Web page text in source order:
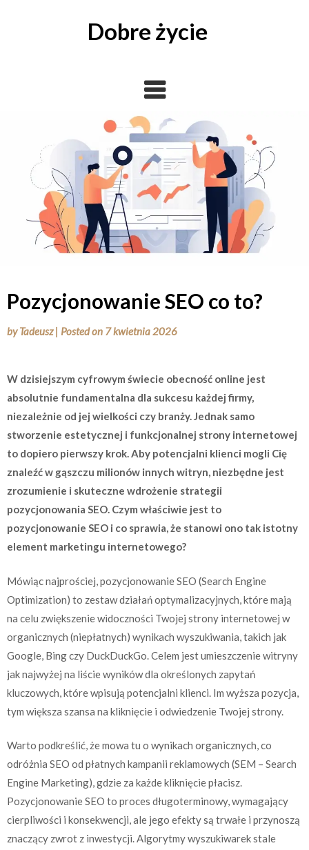
Dobre życie
Pozycjonowanie SEO co to?
byTadeusz | Posted on 7 kwietnia 2026
W dzisiejszym cyfrowym świecie obecność online jest
absolutnie fundamentalna dla sukcesu każdej firmy,
niezależnie od jej wielkości czy branży. Jednak samo
stworzenie estetycznej i funkcjonalnej strony internetowej
to dopiero pierwszy krok. Aby potencjalni klienci mogli Cię
znaleźć w gąszczu milionów innych witryn, niezbędne jest
zrozumienie i skuteczne wdrożenie strategii
pozycjonowania SEO. Czym właściwie jest to
pozycjonowanie SEO i co sprawia, że stanowi ono tak istotny
element marketingu internetowego?
Mówiąc najprościej, pozycjonowanie SEO (Search Engine
Optimization) to zestaw działań optymalizacyjnych, które mają
na celu zwiększenie widoczności Twojej strony internetowej w
organicznych (niepłatnych) wynikach wyszukiwania, takich jak
Google, Bing czy DuckDuckGo. Celem jest umieszczenie witryny
jak najwyżej na liście wyników dla określonych zapytań
kluczowych, które wpisują potencjalni klienci. Im wyższa pozycja,
tym większa szansa na kliknięcie i odwiedzenie Twojej strony.
Warto podkreślić, że mowa tu o wynikach organicznych, co
odróżnia SEO od płatnych kampanii reklamowych (SEM – Search
Engine Marketing), gdzie za każde kliknięcie płacisz.
Pozycjonowanie SEO to proces długoterminowy, wymagający
cierpliwości i konsekwencji, ale jego efekty są trwałe i przynoszą
znaczący zwrot z inwestycji. Algorytmy wyszukiwarek stale